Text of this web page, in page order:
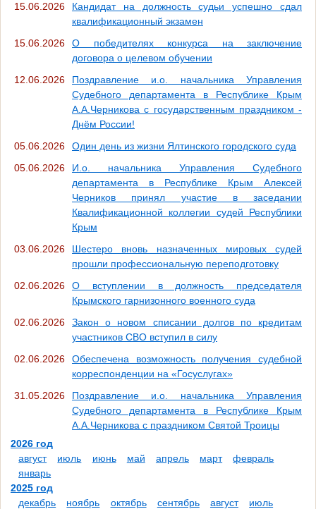
15.06.2026
Кандидат на должность судьи успешно сдал
квалификационный экзамен
15.06.2026
О победителях конкурса на заключение
договора о целевом обучении
12.06.2026
Поздравление и.о. начальника Управления
Судебного департамента в Республике Крым
А.А.Черникова с государственным праздником -
Днём России!
05.06.2026
Один день из жизни Ялтинского городского суда
05.06.2026
И.о. начальника Управления Судебного
департамента в Республике Крым Алексей
Черников принял участие в заседании
Квалификационной коллегии судей Республики
Крым
03.06.2026
Шестеро вновь назначенных мировых судей
прошли профессиональную переподготовку
02.06.2026
О вступлении в должность председателя
Крымского гарнизонного военного суда
02.06.2026
Закон о новом списании долгов по кредитам
участников СВО вступил в силу
02.06.2026
Обеспечена возможность получения судебной
корреспонденции на «Госуслугах»
31.05.2026
Поздравление и.о. начальника Управления
Судебного департамента в Республике Крым
А.А.Черникова с праздником Святой Троицы
2026 год
август
июль июнь май апрель март
февраль
январь
2025 год
декабрь
ноябрь октябрь сентябрь август июль